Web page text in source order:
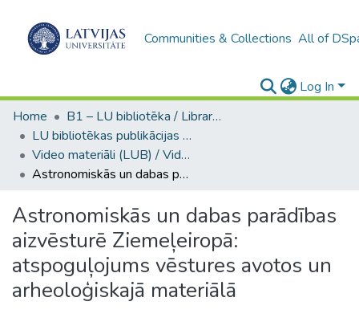
Communities & Collections All of
Log In
Home
B1 – LU bibliotēka / Library of the UL
LU bibliotēkas publikācijas / Publications of the University Library
Video materiāli (LUB) / Video materials
Astronomiskās un dabas parādības aizvēsturē Ziemeļeiropā: atspoguļojums vēstures avotos un arheoloģiskajā materiālā
Astronomiskās un dabas parādības
aizvēsturē Ziemeļeiropā:
atspoguļojums vēstures avotos un
arheoloģiskajā materiālā